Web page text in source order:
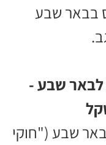
בבאר שבע
לבאר שבע -
שבע ("חוקי